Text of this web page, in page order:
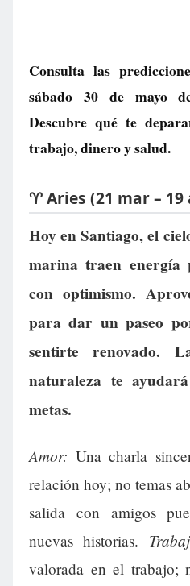
Consulta las
sábado 30 de mayo
Descubre qué te
trabajo, dinero y salud.
♈ Aries (21 mar – 19
Hoy en Santiago, el
marina traen
con optimismo.
para dar un paseo
sentirte renovado.
naturaleza te
metas.
Amor: Una charla
relación hoy; no temas
salida con amigos
nuevas historias.
valorada en el trabajo;